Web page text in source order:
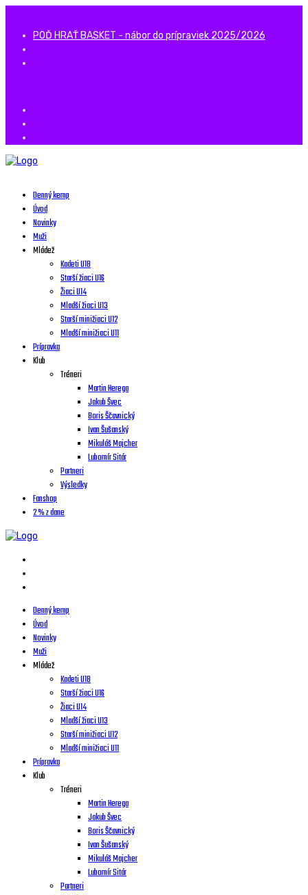
POĎ HRAŤ BASKET - nábor do prípraviek 2025/2026
Denný kemp
Úvod
Novinky
Muži
Mládež
Kadeti U18
Starší žiaci U16
Žiaci U14
Mladší žiaci U13
Starší minižiaci U12
Mladší minižiaci U11
Prípravka
Klub
Tréneri
Martin Herega
Jakub Švec
Boris Ščavnický
Ivan Šušanský
Mikuláš Majcher
Lubomír Sitár
Partneri
Výsledky
Fanshop
2 % z dane
Denný kemp
Úvod
Novinky
Muži
Mládež
Kadeti U18
Starší žiaci U16
Žiaci U14
Mladší žiaci U13
Starší minižiaci U12
Mladší minižiaci U11
Prípravka
Klub
Tréneri
Martin Herega
Jakub Švec
Boris Ščavnický
Ivan Šušanský
Mikuláš Majcher
Lubomír Sitár
Partneri